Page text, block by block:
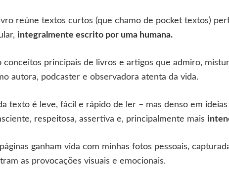
reúne textos curtos (que chamo de pocket textos)
integralmente escrito por uma humana.
conceitos principais de livros e artigos que admiro,
autora, podcaster e observadora atenta da vida.
texto é leve, fácil e rápido de ler – mas denso em
respeitosa, assertiva e, principalmente mais
ganham vida com minhas fotos pessoais,
as provocações visuais e emocionais.